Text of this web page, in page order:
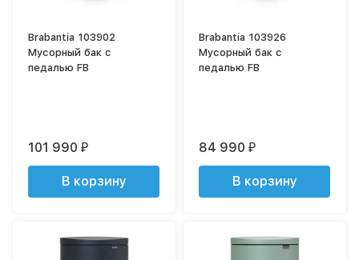
Brabantia 103902
Мусорный бак с
педалью FB
101 990₽
В корзину
Brabantia 103926
Мусорный бак с
педалью FB
84 990₽
В корзину